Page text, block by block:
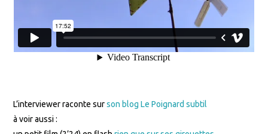
L’interviewer raconte surson blog Le Poignard subtil
à voir aussi :